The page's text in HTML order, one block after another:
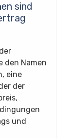
sind
den Namen
eine
der
und